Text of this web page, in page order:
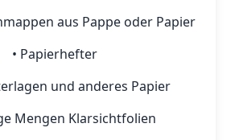
aus Pappe oder Papier
• Papierhefter
und anderes Papier
Mengen Klarsichtfolien